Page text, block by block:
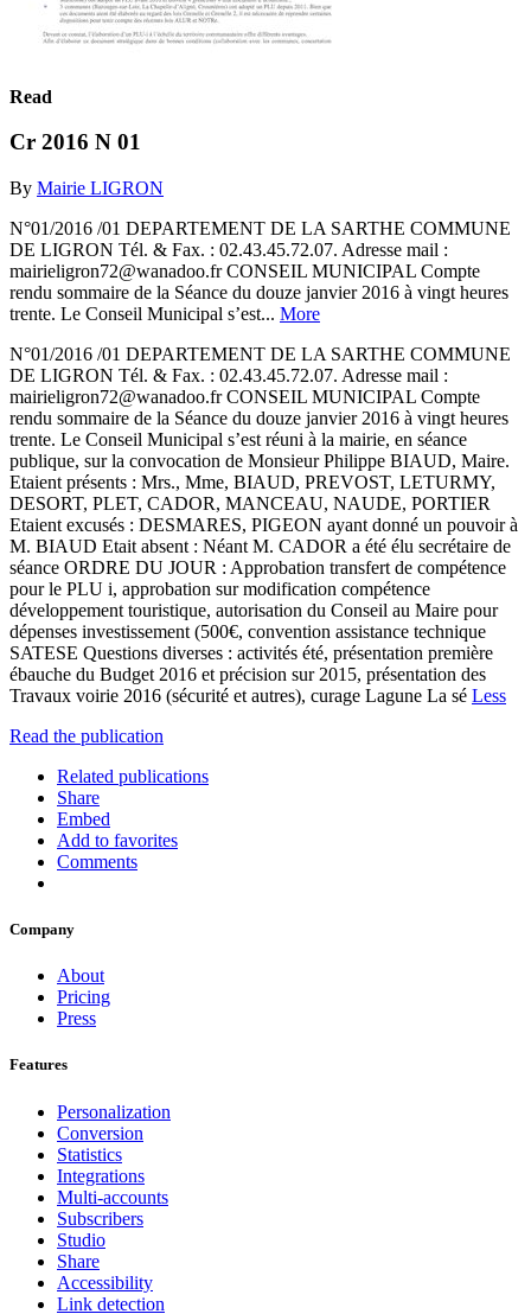
Read
Cr 2016 N 01
By Mairie LIGRON
N°01/2016 /01 DEPARTEMENT DE LA SARTHE COMMUNE
DE LIGRON Tél. & Fax. : 02.43.45.72.07. Adresse mail :
mairieligron72@wanadoo.fr CONSEIL MUNICIPAL Compte
rendu sommaire de la Séance du douze janvier 2016 à vingt heures
trente. Le Conseil Municipal s’est... More
N°01/2016 /01 DEPARTEMENT DE LA SARTHE COMMUNE
DE LIGRON Tél. & Fax. : 02.43.45.72.07. Adresse mail :
mairieligron72@wanadoo.fr CONSEIL MUNICIPAL Compte
rendu sommaire de la Séance du douze janvier 2016 à vingt heures
trente. Le Conseil Municipal s’est réuni à la mairie, en séance
publique, sur la convocation de Monsieur Philippe BIAUD, Maire.
Etaient présents : Mrs., Mme, BIAUD, PREVOST, LETURMY,
DESORT, PLET, CADOR, MANCEAU, NAUDE, PORTIER
Etaient excusés : DESMARES, PIGEON ayant donné un pouvoir à
M. BIAUD Etait absent : Néant M. CADOR a été élu secrétaire de
séance ORDRE DU JOUR : Approbation transfert de compétence
pour le PLU i, approbation sur modification compétence
développement touristique, autorisation du Conseil au Maire pour
dépenses investissement (500€, convention assistance technique
SATESE Questions diverses : activités été, présentation première
ébauche du Budget 2016 et précision sur 2015, présentation des
Travaux voirie 2016 (sécurité et autres), curage Lagune La sé Less
Read the publication
Related publications
Share
Embed
Add to favorites
Comments
Company
About
Pricing
Press
Features
Personalization
Conversion
Statistics
Integrations
Multi-accounts
Subscribers
Studio
Share
Accessibility
Link detection